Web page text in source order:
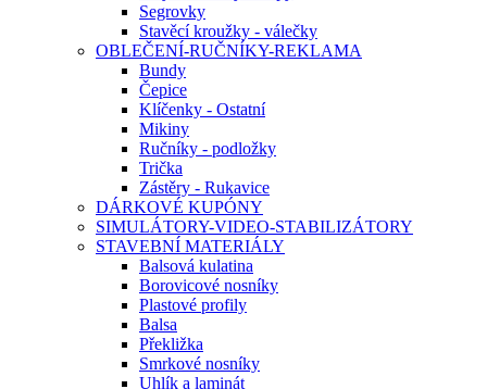
Segrovky
Stavěcí kroužky - válečky
OBLEČENÍ-RUČNÍKY-REKLAMA
Bundy
Čepice
Klíčenky - Ostatní
Mikiny
Ručníky - podložky
Trička
Zástěry - Rukavice
DÁRKOVÉ KUPÓNY
SIMULÁTORY-VIDEO-STABILIZÁTORY
STAVEBNÍ MATERIÁLY
Balsová kulatina
Borovicové nosníky
Plastové profily
Balsa
Překližka
Smrkové nosníky
Uhlík a laminát